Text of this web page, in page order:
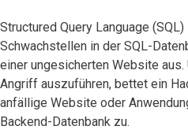
Structured Query Language
Schwachstellen in der SQL-
einer ungesicherten Website aus.
Angriff auszuführen, bettet ein
anfällige Website oder
Backend-Datenbank zu.